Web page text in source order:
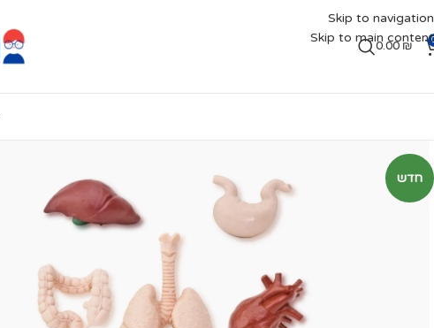
Skip to navigation
Skip to main content
0.00₪
חדש